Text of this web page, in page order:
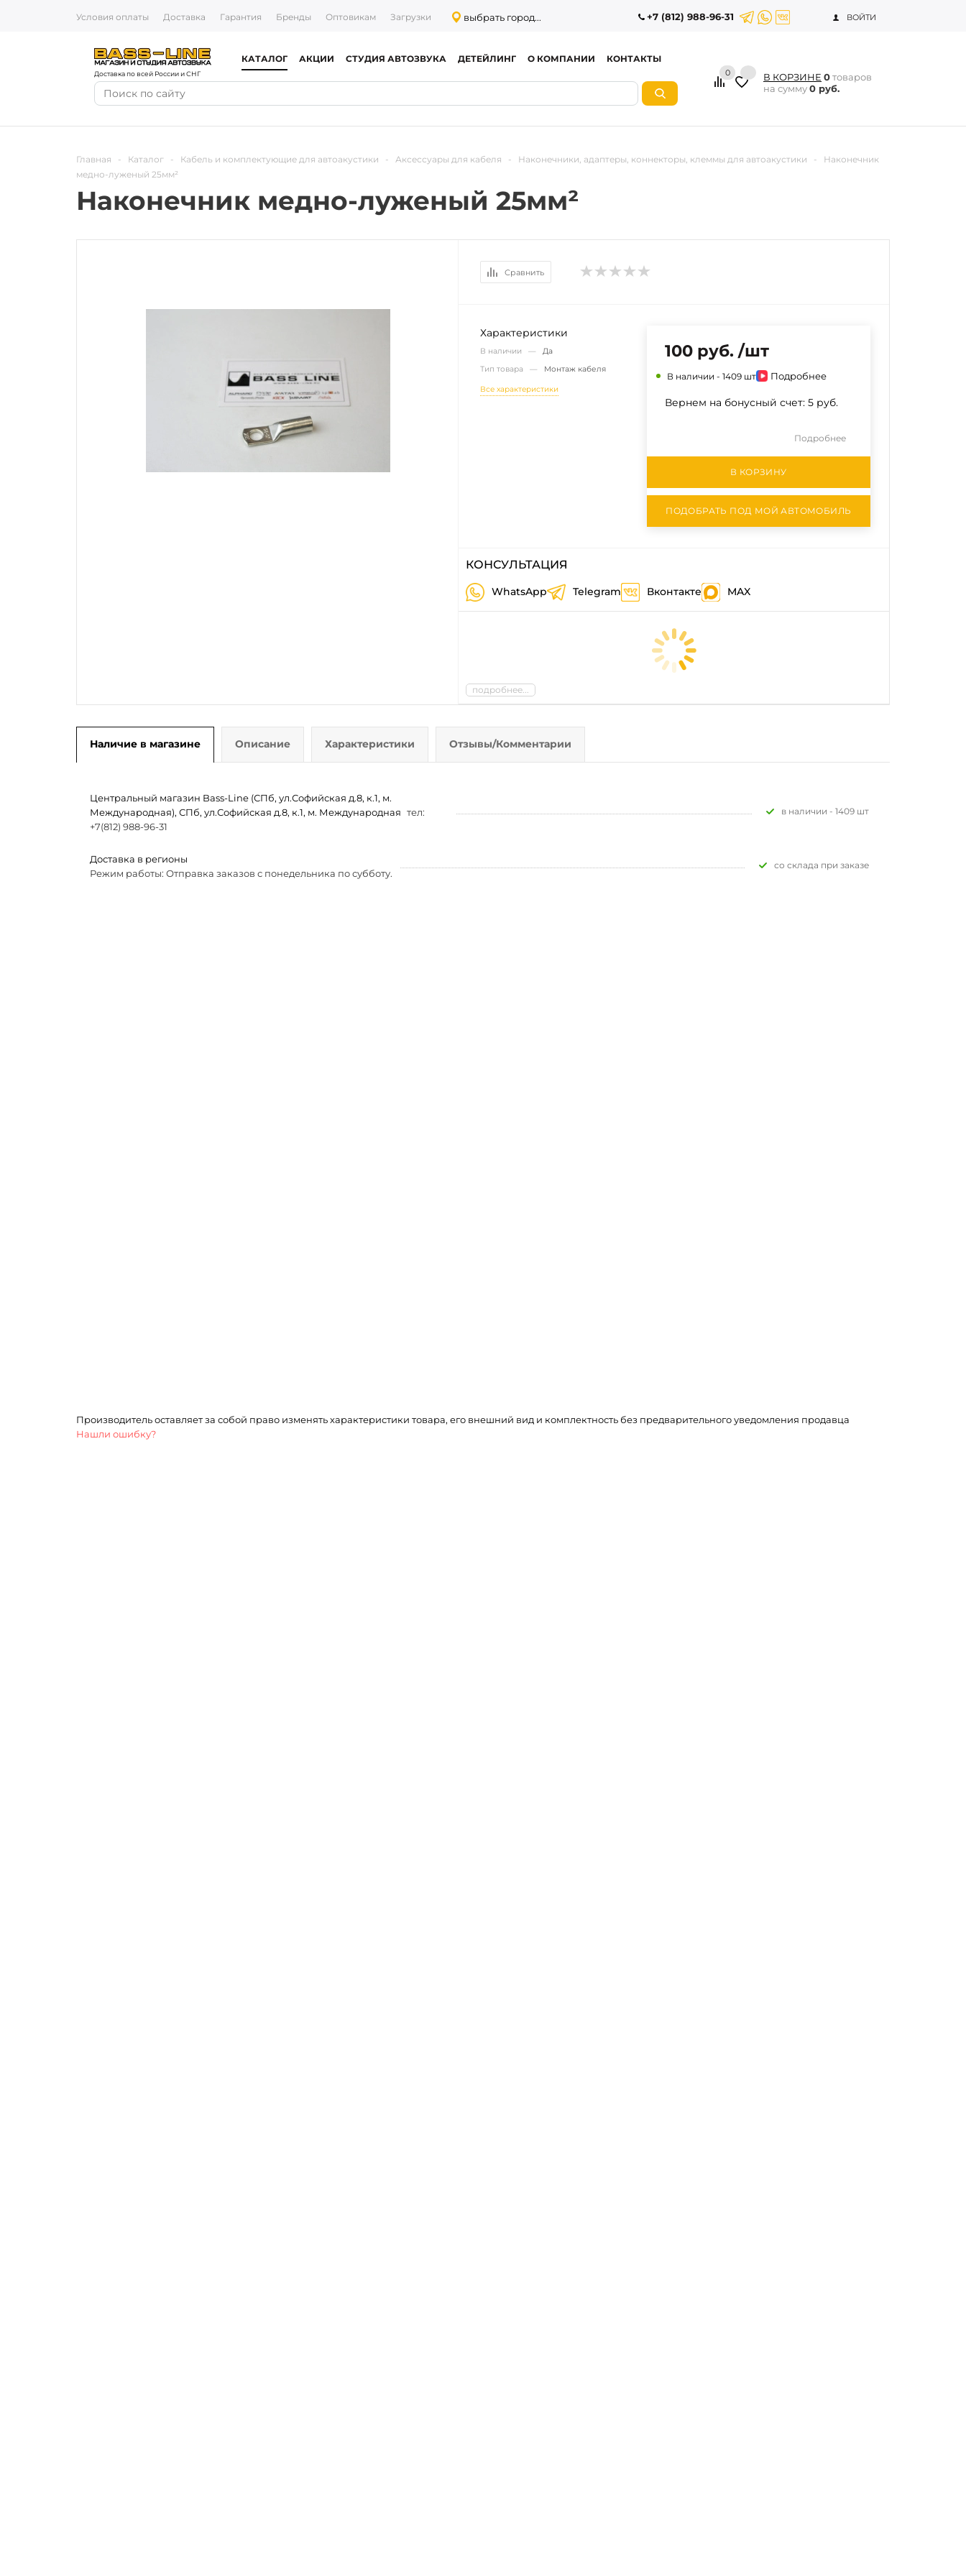
Условия оплаты Доставка Гарантия Бренды Оптовикам Загрузки выбрать город... +7 (812) 988-96-31 ВОЙТИ
Доставка по всей России и СНГ
КАТАЛОГ АКЦИИ СТУДИЯ АВТОЗВУКА ДЕТЕЙЛИНГ О КОМПАНИИ КОНТАКТЫ
0 В КОРЗИНЕ 0товаров
на сумму0 руб.
Главная - Каталог - Кабель и комплектующие для автоакустики - Аксессуары для кабеля - Наконечники, адаптеры, коннекторы, клеммы для автоакустики -
Наконечник
медно-луженый 25мм²
Наконечник медно-луженый 25мм²
Сравнить
Характеристики
В наличии —Да
Тип товара — Монтаж кабеля
Все характеристики
100 руб. /шт
В наличии - 1409 шт Подробнее
Вернем на бонусный счет: 5 руб.
Подробнее
В КОРЗИНУ
ПОДОБРАТЬ ПОД МОЙ АВТОМОБИЛЬ
КОНСУЛЬТАЦИЯ
WhatsApp Telegram Вконтакте MAX
подробнее...
Наличие в магазине Описание Характеристики Отзывы/Комментарии
Центральный магазин Bass-Line (СПб, ул.Софийская д.8, к.1, м.
Международная), СПб, ул.Софийская д.8, к.1, м. Международная тел:
+7(812) 988-96-31
В наличии - 1409 шт
Доставка в регионы
Режим работы: Отправка заказов с понедельника по субботу.
Со склада при заказе
Производитель оставляет за собой право изменять характеристики товара, его внешний вид и комплектность без предварительного уведомления продавца
Нашли ошибку?